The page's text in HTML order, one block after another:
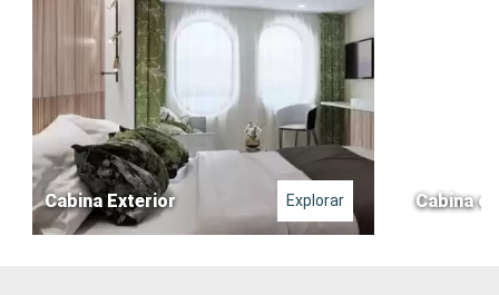
Cabina Exterior Explorar Cabina